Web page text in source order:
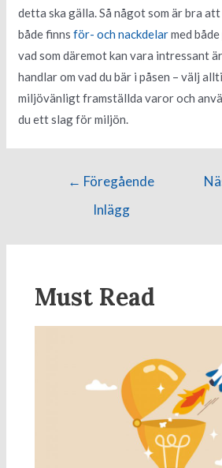
detta ska gälla. Så något som är bra
både finnsför- och nackdelarmed
vad som däremot kan vara intressant
handlar om vad du bär i påsen – välj
miljövänligt framställda varor och
du ett slag för miljön.
← Föregående
Inlägg
Must Read